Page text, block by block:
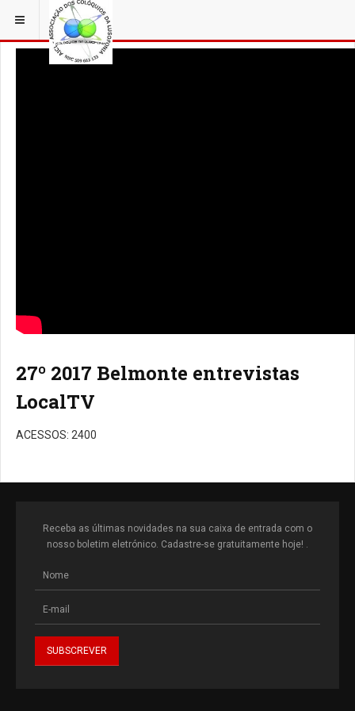
ESTÁ EM... 3 COLÓQUIOS
27º 2017 Belmonte entrevistas
LocalTV
ACESSOS: 2400
Receba as últimas novidades na sua caixa de entrada com o
nosso boletim eletrónico. Cadastre-se gratuitamente hoje! .